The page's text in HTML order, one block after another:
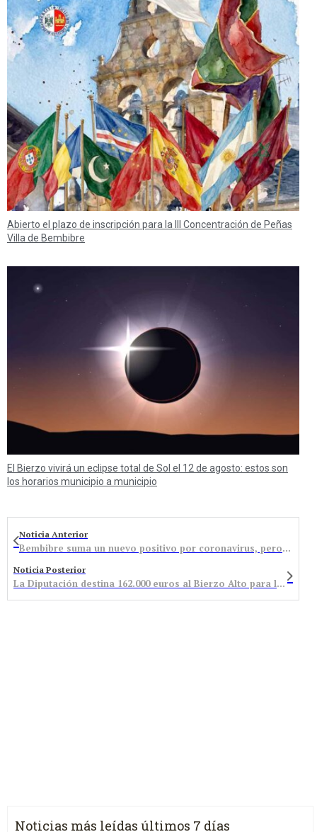
Abierto el plazo de inscripción para la III Concentración de Peñas
Villa de Bembibre
El Bierzo vivirá un eclipse total de Sol el 12 de agosto: estos son
los horarios municipio a municipio
Noticia Anterior
Bembibre suma un nuevo positivo por coronavirus, pero aún mantiene niveles de ‘nueva normalidad’
Noticia Posterior
La Diputación destina 162.000 euros al Bierzo Alto para la contratación de personal
Noticias más leídas últimos 7 días